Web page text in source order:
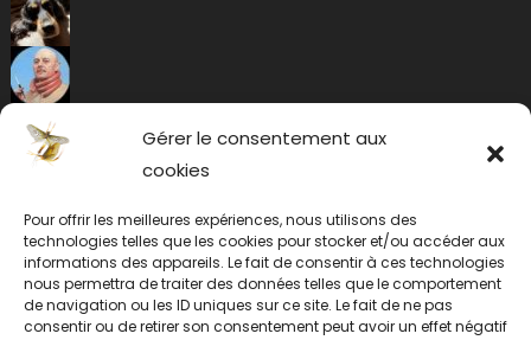
Gérer le consentement aux
cookies
Pour offrir les meilleures expériences, nous utilisons des
technologies telles que les cookies pour stocker et/ou accéder aux
informations des appareils. Le fait de consentir à ces technologies
nous permettra de traiter des données telles que le comportement
de navigation ou les ID uniques sur ce site. Le fait de ne pas
consentir ou de retirer son consentement peut avoir un effet négatif